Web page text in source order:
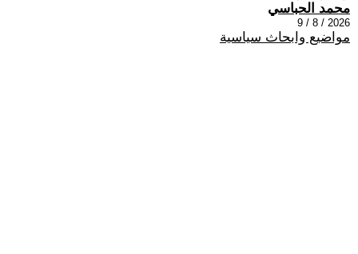
محمد الحباسي
2026 / 8 / 9
مواضيع وابحاث سياسية